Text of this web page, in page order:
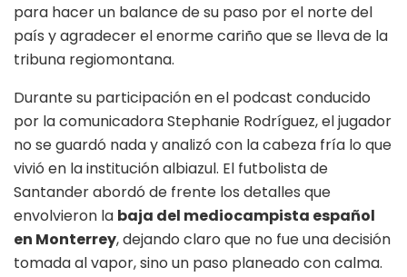
para hacer un balance de su paso por el norte del
país y agradecer el enorme cariño que se lleva de la
tribuna regiomontana.
Durante su participación en el podcast conducido
por la comunicadora Stephanie Rodríguez, el jugador
no se guardó nada y analizó con la cabeza fría lo que
vivió en la institución albiazul. El futbolista de
Santander abordó de frente los detalles que
envolvieron la baja del mediocampista español
en Monterrey, dejando claro que no fue una decisión
tomada al vapor, sino un paso planeado con calma.